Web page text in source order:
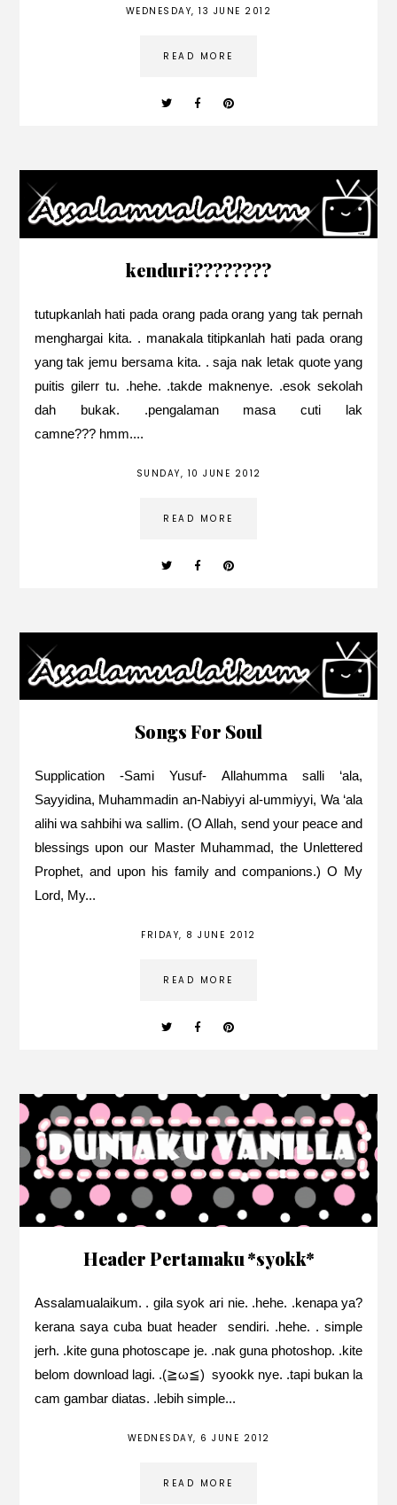
WEDNESDAY, 13 JUNE 2012
READ MORE
kenduri????????
tutupkanlah hati pada orang pada orang yang tak pernah
menghargai kita. . manakala titipkanlah hati pada orang
yang tak jemu bersama kita. . saja nak letak quote yang
puitis gilerr tu. .hehe. .takde maknenye. .esok sekolah
dah bukak. .pengalaman masa cuti lak
camne??? hmm....
SUNDAY, 10 JUNE 2012
READ MORE
Songs For Soul
Supplication -Sami Yusuf- Allahumma salli ‘ala,
Sayyidina, Muhammadin an-Nabiyyi al-ummiyyi, Wa ‘ala
alihi wa sahbihi wa sallim. (O Allah, send your peace and
blessings upon our Master Muhammad, the Unlettered
Prophet, and upon his family and companions.) O My
Lord, My...
FRIDAY, 8 JUNE 2012
READ MORE
Header Pertamaku *syokk*
Assalamualaikum. . gila syok ari nie. .hehe. .kenapa ya?
kerana saya cuba buat header sendiri. .hehe. . simple
jerh. .kite guna photoscape je. .nak guna photoshop. .kite
belom download lagi. .(≧ω≦) syookk nye. .tapi bukan la
cam gambar diatas. .lebih simple...
WEDNESDAY, 6 JUNE 2012
READ MORE